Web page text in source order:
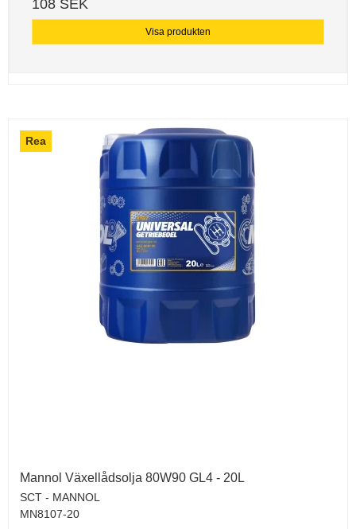
108 SEK
Visa produkten
Rea
Mannol Växellådsolja 80W90 GL4 - 20L
SCT - MANNOL
MN8107-20